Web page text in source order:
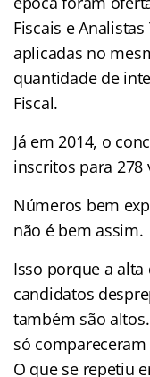
Fiscais e
aplicadas no
quantidade de
Fiscal.
Já em 2014, o
inscritos para 278
Números bem
não é bem assim.
Isso porque a
candidatos
também são
só
O que se repetiu